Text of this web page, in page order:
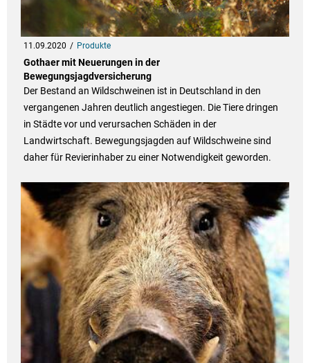
11.09.2020 Produkte
Gothaer mit Neuerungen in der
Bewegungsjagdversicherung
Der Bestand an Wildschweinen ist in Deutschland in den
vergangenen Jahren deutlich angestiegen. Die Tiere dringen
in Städte vor und verursachen Schäden in der
Landwirtschaft. Bewegungsjagden auf Wildschweine sind
daher für Revierinhaber zu einer Notwendigkeit geworden.